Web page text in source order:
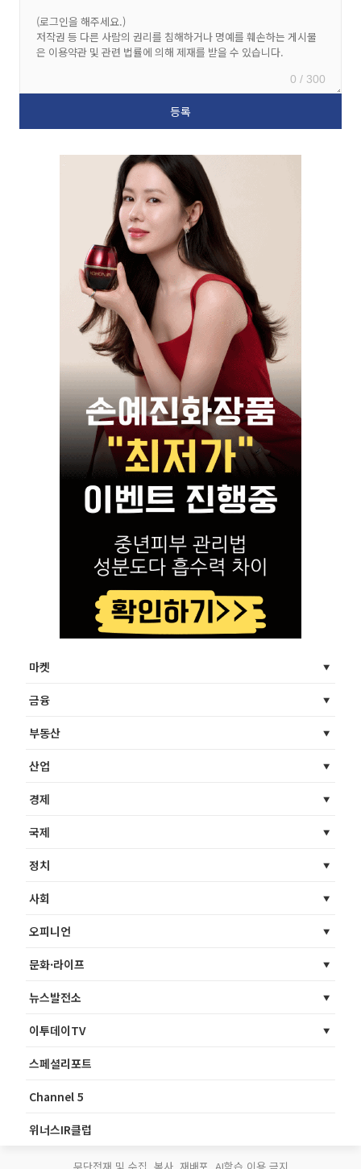
0 / 300
마켓
금융
부동산
산업
경제
국제
정치
사회
오피니언
문화·라이프
뉴스발전소
이투데이TV
스페셜리포트
Channel 5
위너스IR클럽
무단전재 및 수집, 복사, 재배포, AI학습 이용 금지